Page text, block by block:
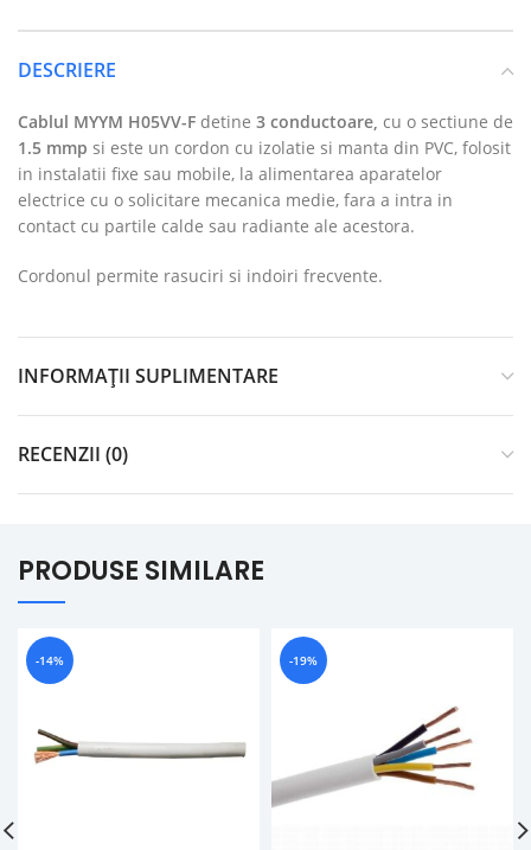
DESCRIERE
Cablul MYYM H05VV-F detine 3 conductoare, cu o sectiune de
1.5 mmp si este un cordon cu izolatie si manta din PVC, folosit
in instalatii fixe sau mobile, la alimentarea aparatelor
electrice cu o solicitare mecanica medie, fara a intra in
contact cu partile calde sau radiante ale acestora.
Cordonul permite rasuciri si indoiri frecvente.
INFORMAȚII SUPLIMENTARE
RECENZII (0)
PRODUSE SIMILARE
-14% -19%